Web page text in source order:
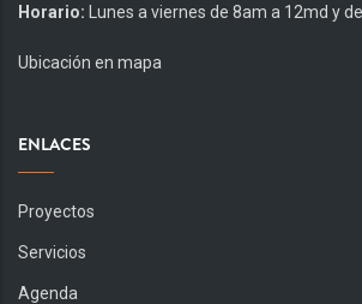
Horario: Lunes a viernes de 8am a 12md y
Ubicación en mapa
ENLACES
Proyectos
Servicios
Agenda